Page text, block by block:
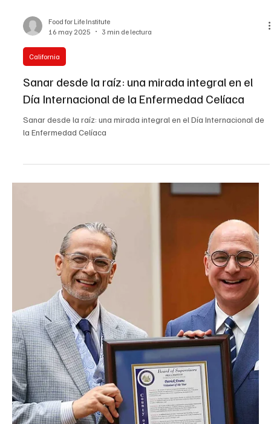
Declaración del Director Interino de ICE, Todd Lyons, sobre las
Ángelesel 6 de junio